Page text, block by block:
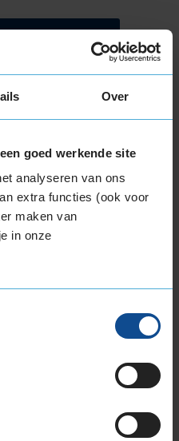
Over
goed werkende site
analyseren van ons
extra functies (ook voor
maken van
in onze
& Zeker
€ 40,-